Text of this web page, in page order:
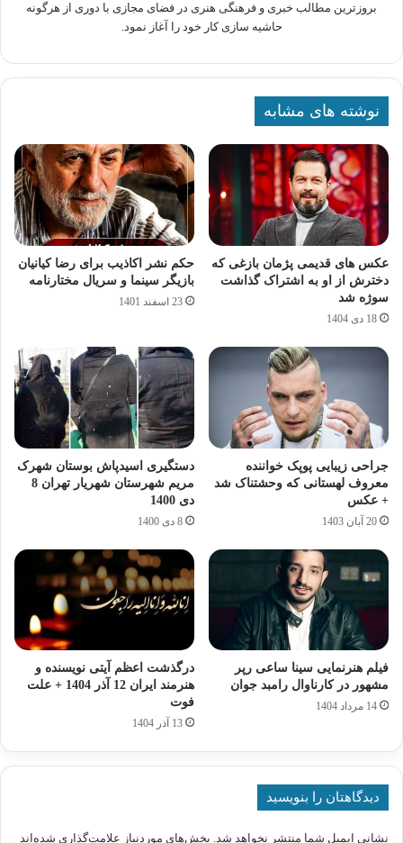
بروزترین مطالب خبری و فرهنگی هنری در فضای مجازی با دوری از هرگونه
حاشیه سازی کار خود را آغاز نمود.
نوشته های مشابه
عکس های قدیمی پژمان بازغی که
دخترش از او به اشتراک گذاشت
سوژه شد
18 دی 1404
حکم نشر اکاذیب برای رضا کیانیان
بازیگر سینما و سریال مختارنامه
23 اسفند 1401
جراحی زیبایی پوپک خواننده
معروف لهستانی که وحشتناک شد
+ عکس
20 آبان 1403
دستگیری اسیدپاش بوستان شهرک
مریم شهرستان شهریار تهران 8
دی 1400
8 دی 1400
فیلم هنرنمایی سینا ساعی رپر
مشهور در کارناوال رامبد جوان
14 مرداد 1404
درگذشت اعظم آیتی نویسنده و
هنرمند ایران 12 آذر 1404 + علت
فوت
13 آذر 1404
دیدگاهتان را بنویسید
نشانی ایمیل شما منتشر نخواهد شد. بخش‌های موردنیاز علامت‌گذاری شده‌اند